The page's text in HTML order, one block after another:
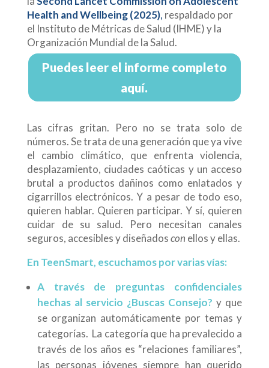
Health and Wellbeing (2025), respaldado por
el Instituto de Métricas de Salud (IHME) y la
Organización Mundial de la Salud.
Puedes leer el informe completo
aquí.
Las cifras gritan. Pero no se trata solo de
números. Se trata de una generación que ya vive
el cambio climático, que enfrenta violencia,
desplazamiento, ciudades caóticas y un acceso
brutal a productos dañinos como enlatados y
cigarrillos electrónicos. Y a pesar de todo eso,
quieren hablar. Quieren participar. Y sí, quieren
cuidar de su salud. Pero necesitan canales
seguros, accesibles y diseñadoscon ellos y ellas.
En TeenSmart, escuchamos por varias vías:
A través de preguntas confidenciales
hechas al servicio ¿Buscas Consejo? y que
se organizan automáticamente por temas y
categorías. La categoría que ha prevalecido a
través de los años es “relaciones familiares”,
las personas jóvenes siempre han querido